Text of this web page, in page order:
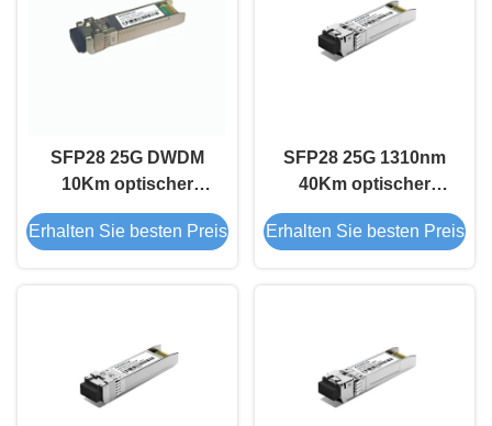
SFP28 25G DWDM
10Km optischer
Transceivermodul
Erhalten Sie besten Preis
SFP28 25G 1310nm
40Km optischer
Empfängermodul
Erhalten Sie besten Preis